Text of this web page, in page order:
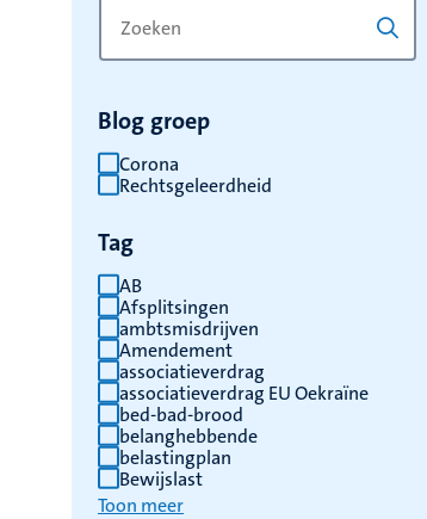
trefwoord
Blog groep
Corona
Rechtsgeleerdheid
Tag
AB
Afsplitsingen
ambtsmisdrijven
Amendement
associatieverdrag
associatieverdrag EU Oekraïne
bed-bad-brood
belanghebbende
belastingplan
Bewijslast
Toon meer